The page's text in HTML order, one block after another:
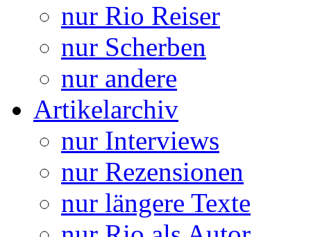
nur Rio Reiser
nur Scherben
nur andere
Artikelarchiv
nur Interviews
nur Rezensionen
nur längere Texte